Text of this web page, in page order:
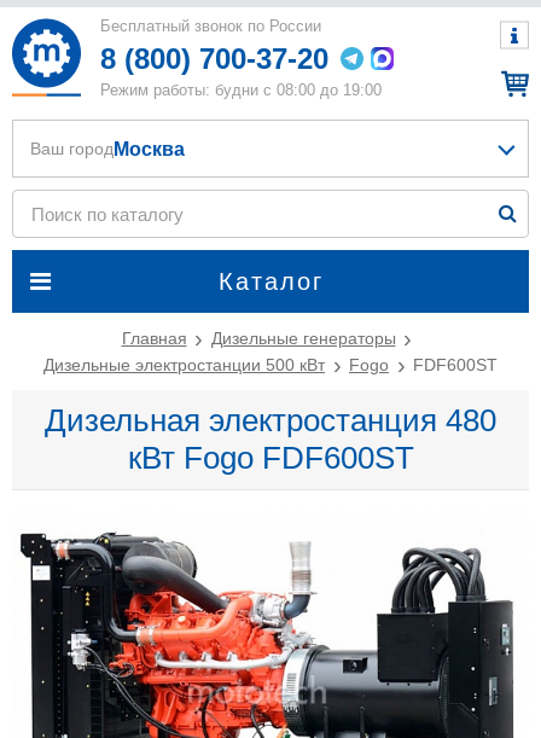
Бесплатный звонок по России
8 (800) 700-37-20
Режим работы: будни с 08:00 до 19:00
Каталог
Ваш город Москва
Главная
Дизельные генераторы
Дизельные электростанции 500 кВт
Fogo FDF600ST
Дизельная электростанция 480
кВт Fogo FDF600ST